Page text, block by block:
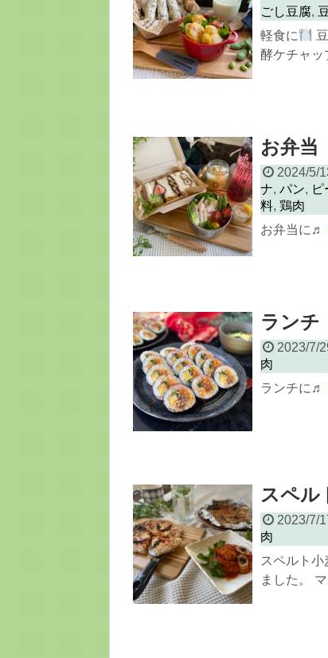
ごし豆腐,
軽食に
酵ケチャッ
お弁当
2024/5/
ナ, パン, ピ
料, 鶏肉
お弁当に♬
ランチ
2023/7/
肉
ランチに♬
スペル
2023/7/
肉
スペルト小
ました。